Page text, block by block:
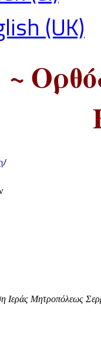
~
/
Ιεράς Μητροπόλεως